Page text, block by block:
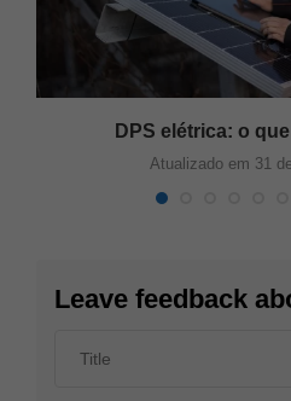
DPS elétrica: o
Atualizado em 31
Leave feedback